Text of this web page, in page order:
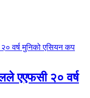
एएफसी २० वर्ष